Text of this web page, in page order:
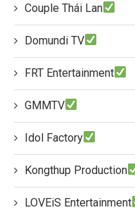
Couple Thái Lan
Domundi TV
FRT Entertainment
GMMTV
Idol Factory
Kongthup Production
LOVEiS Entertainment